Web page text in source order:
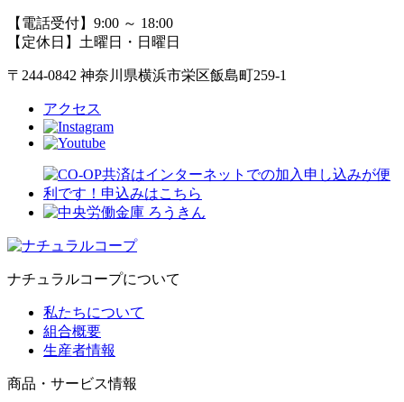
【電話受付】9:00 ～ 18:00
【定休日】土曜日・日曜日
〒244-0842 神奈川県横浜市栄区飯島町259-1
アクセス
ナチュラルコープについて
私たちについて
組合概要
生産者情報
商品・サービス情報